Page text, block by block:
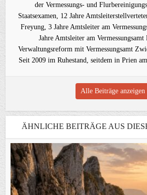
der Vermessungs- und
Staatsexamen, 12 Jahre
Freyung, 3 Jahre Amtsleiter am
Jahre Amtsleiter am Vermessungsamt
Verwaltungsreform mit Vermessungsamt
Seit 2009 im Ruhestand, seitdem in Prien
Alle Beiträge anzeigen
ÄHNLICHE BEITRÄGE AUS